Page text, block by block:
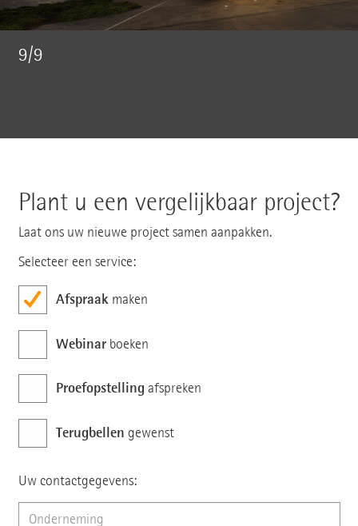
9/9
Plant u een vergelijkbaar project?
Laat ons uw nieuwe project samen aanpakken.
Selecteer een service:
Afspraakmaken
Webinarboeken
Proefopstelling afspreken
Terugbellen gewenst
Uw contactgegevens: